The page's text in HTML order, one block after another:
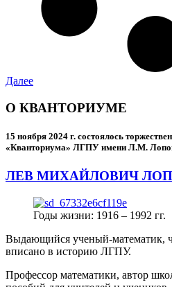
Далее
О КВАНТОРИУМЕ
15 ноября 2024 г. состоялось
«Кванториума» ЛГПУ имени Л.М.
ЛЕВ МИХАЙЛОВИЧ
Годы жизни: 1916 – 1992 гг.
Выдающийся ученый-математик,
вписано в историю ЛГПУ.
Профессор математики, автор